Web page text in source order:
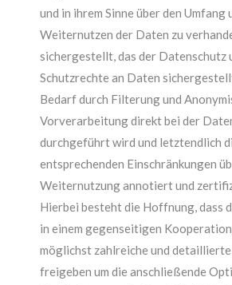
und in ihrem Sinne über den Umfang
Weiternutzen der Daten zu
sichergestellt, das der Datenschutz
Schutzrechte an Daten
Bedarf durch Filterung und
Vorverarbeitung direkt bei der
durchgeführt wird und letztendlich
entsprechenden Einschränkungen
Weiternutzung annotiert und
Hierbei besteht die Hoffnung, dass
in einem gegenseitigen
möglichst zahlreiche und
freigeben um die anschließende